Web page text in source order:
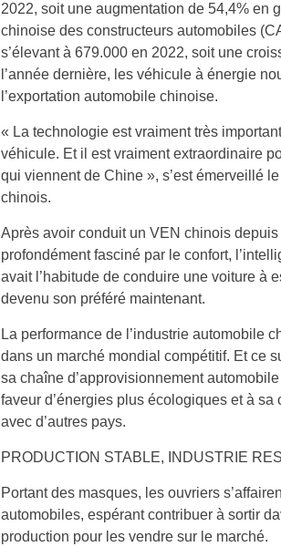
2022, soit une augmentation de 54,4% en
chinoise des constructeurs automobiles
s’élevant à 679.000 en 2022, soit une
l’année dernière, les véhicule à énergie
l’exportation automobile chinoise.
« La technologie est vraiment très
véhicule. Et il est vraiment extraordinaire
qui viennent de Chine », s’est émerveillé
chinois.
Après avoir conduit un VEN chinois
profondément fasciné par le confort,
avait l’habitude de conduire une voiture à
devenu son préféré maintenant.
La performance de l’industrie automobile
dans un marché mondial compétitif. Et ce
sa chaîne d’approvisionnement
faveur d’énergies plus écologiques et à
avec d’autres pays.
PRODUCTION STABLE, INDUSTRIE
Portant des masques, les ouvriers
automobiles, espérant contribuer à sortir
production pour les vendre sur le marché.